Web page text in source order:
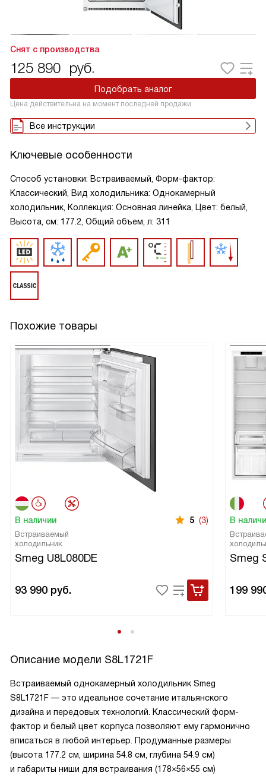
Снят с производства
125 890 руб.
Подобрать аналог
Цена действительна на момент последней продажи
Все инструкции
Ключевые особенности
Способ установки: Встраиваемый, Форм-фактор:
Классический, Вид холодильника: Однокамерный
холодильник, Коллекция: Основная линейка, Цвет: белый,
Высота, см: 177.2, Общий объем, л: 311
Похожие товары
В наличии 5 (3)
Встраиваемый
холодильник
Smeg U8L080DE
93 990 руб.
В
Smeg
199
Описание модели S8L1721F
Встраиваемый однокамерный холодильник Smeg
S8L1721F — это идеальное сочетание итальянского
дизайна и передовых технологий. Классический форм-
фактор и белый цвет корпуса позволяют ему гармонично
вписаться в любой интерьер. Продуманные размеры
(высота 177.2 см, ширина 54.8 см, глубина 54.9 см)
и габариты ниши для встраивания (178×56×55 см)